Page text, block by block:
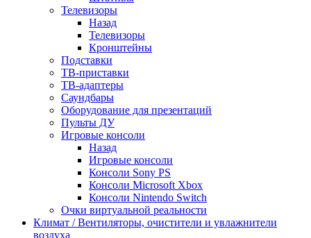
Телевизоры
Назад
Телевизоры
Кронштейны
Подставки
ТВ-приставки
ТВ-адаптеры
Саундбары
Оборудование для презентаций
Пульты ДУ
Игровые консоли
Назад
Игровые консоли
Консоли Sony PS
Консоли Microsoft Xbox
Консоли Nintendo Switch
Очки виртуальной реальности
Климат / Вентиляторы, очистители и увлажнители
воздуха